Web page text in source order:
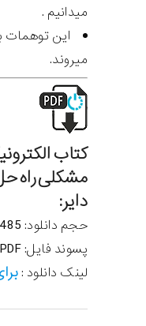
میدانیم .
این توهمات
میروند.
مشکلی راه
دایر:
حجم دانلود: 485 صفحه – 6.32Mb
پسوند فایل: PDF
لینک دانلود :